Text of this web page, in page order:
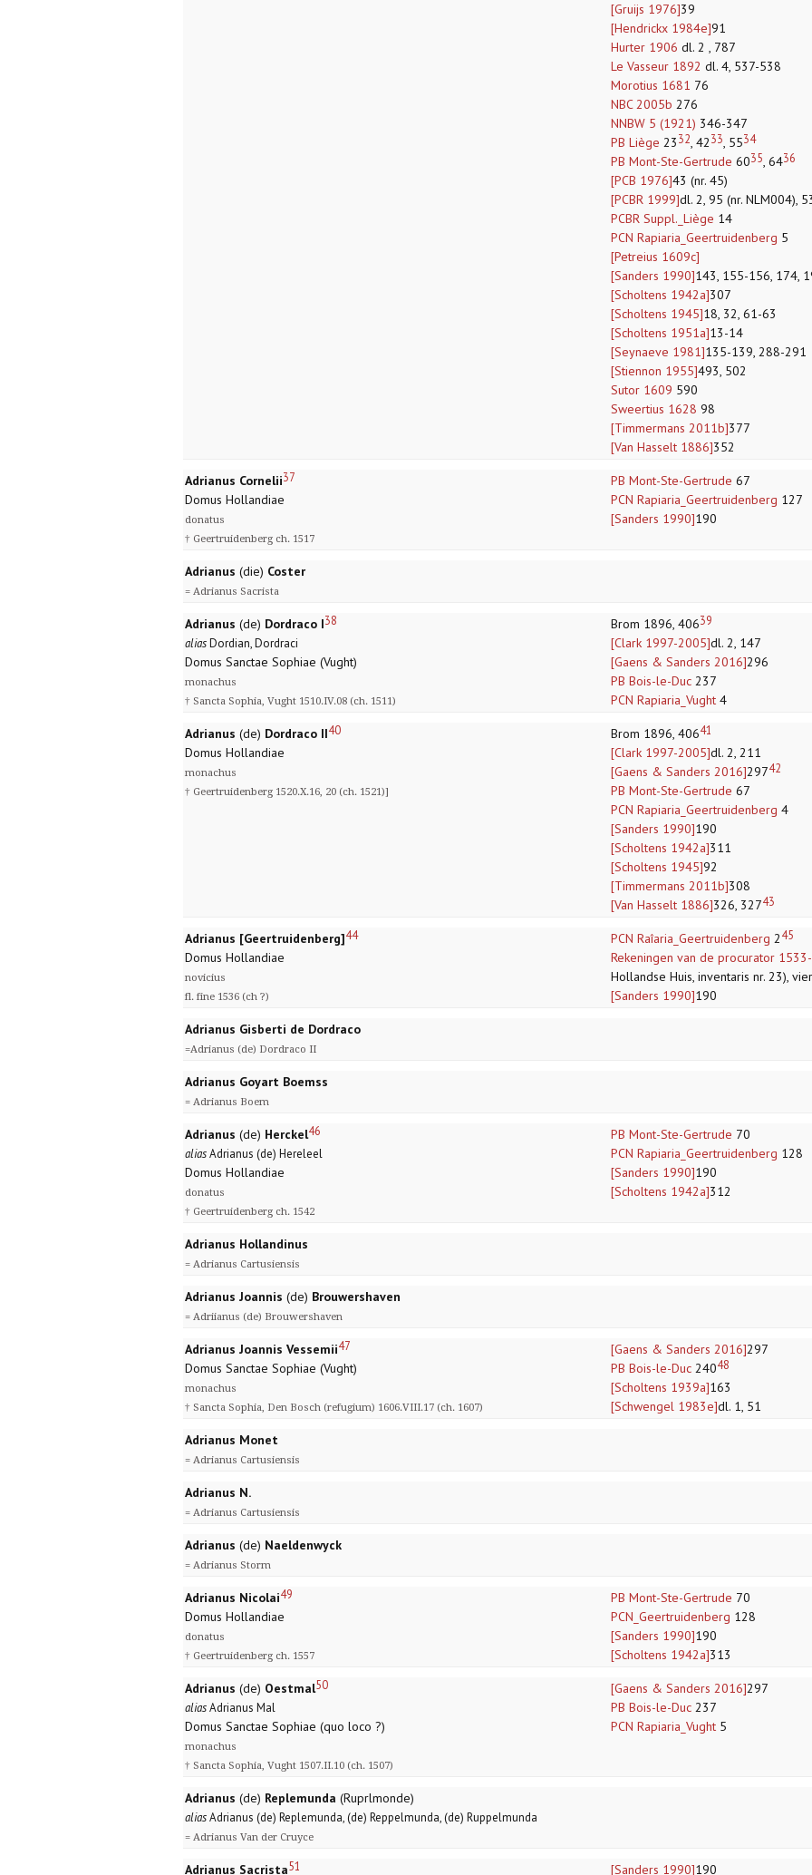
[Gruijs 1976]39
[Hendrickx 1984e]91
Hurter 1906 dl. 2 , 787
Le Vasseur 1892 dl. 4, 537-538
Morotius 1681 76
NBC 2005b 276
NNBW 5 (1921) 346-347
PB Liège 2332, 4233, 5534
PB Mont-Ste-Gertrude 6035, 6436
[PCB 1976]43 (nr. 45)
[PCBR 1999]dl. 2, 95 (nr. NLM004),
PCBR Suppl._Liège 14
PCN Rapiaria_Geertruidenberg 5
[Petreius 1609c]
[Sanders 1990]143, 155-156, 174,
[Scholtens 1942a]307
[Scholtens 1945]18, 32, 61-63
[Scholtens 1951a]13-14
[Seynaeve 1981]135-139, 288-291
[Stiennon 1955]493, 502
Sutor 1609 590
Sweertius 1628 98
[Timmermans 2011b]377
[Van Hasselt 1886]352
Adrianus Cornelii37
Domus Hollandiae
donatus
† Geertruidenberg ch. 1517
PB Mont-Ste-Gertrude 67
PCN Rapiaria_Geertruidenberg 127
[Sanders 1990]190
Adrianus (die) Coster
= Adrianus Sacrista
Adrianus (de) Dordraco I38
aliasDordian, Dordraci
Domus Sanctae Sophiae (Vught)
monachus
† Sancta Sophia, Vught 1510.IV.08 (ch. 1511)
Brom 1896, 40639
[Clark 1997-2005]dl. 2, 147
[Gaens & Sanders 2016]296
PB Bois-le-Duc 237
PCN Rapiaria_Vught 4
Adrianus (de) Dordraco II40
Domus Hollandiae
monachus
† Geertruidenberg 1520.X.16, 20 (ch. 1521)]
Brom 1896, 40641
[Clark 1997-2005]dl. 2, 211
[Gaens & Sanders 2016]29742
PB Mont-Ste-Gertrude 67
PCN Rapiaria_Geertruidenberg 4
[Sanders 1990]190
[Scholtens 1942a]311
[Scholtens 1945]92
[Timmermans 2011b]308
[Van Hasselt 1886]326, 32743
Adrianus [Geertruidenberg]44
Domus Hollandiae
novicius
fl. fine 1536 (ch ?)
PCN Raîaria_Geertruidenberg 245
Rekeningen van de procurator
Hollandse Huis, inventaris nr. 23),
[Sanders 1990]190
Adrianus Gisberti de Dordraco
=Adrianus (de) Dordraco II
Adrianus Goyart Boemss
= Adrianus Boem
Adrianus (de) Herckel46
aliasAdrianus (de) Hereleel
Domus Hollandiae
donatus
† Geertruidenberg ch. 1542
PB Mont-Ste-Gertrude 70
PCN Rapiaria_Geertruidenberg 128
[Sanders 1990]190
[Scholtens 1942a]312
Adrianus Hollandinus
= Adrianus Cartusiensis
Adrianus Joannis (de) Brouwershaven
= Adriianus (de) Brouwershaven
Adrianus Joannis Vessemii47
Domus Sanctae Sophiae (Vught)
monachus
† Sancta Sophia, Den Bosch (refugium) 1606.VIII.17 (ch. 1607)
[Gaens & Sanders 2016]297
PB Bois-le-Duc 24048
[Scholtens 1939a]163
[Schwengel 1983e]dl. 1, 51
Adrianus Monet
= Adrianus Cartusiensis
Adrianus N.
= Adrianus Cartusiensis
Adrianus (de) Naeldenwyck
= Adrianus Storm
Adrianus Nicolai49
Domus Hollandiae
donatus
† Geertruidenberg ch. 1557
PB Mont-Ste-Gertrude 70
PCN_Geertruidenberg 128
[Sanders 1990]190
[Scholtens 1942a]313
Adrianus (de) Oestmal50
aliasAdrianus Mal
Domus Sanctae Sophiae (quo loco ?)
monachus
† Sancta Sophia, Vught 1507.II.10 (ch. 1507)
[Gaens & Sanders 2016]297
PB Bois-le-Duc 237
PCN Rapiaria_Vught 5
Adrianus (de) Replemunda (Ruprlmonde)
aliasAdrianus (de) Replemunda, (de) Reppelmunda, (de) Ruppelmunda
= Adrianus Van der Cruyce
Adrianus Sacrista51 [Sanders 1990]190